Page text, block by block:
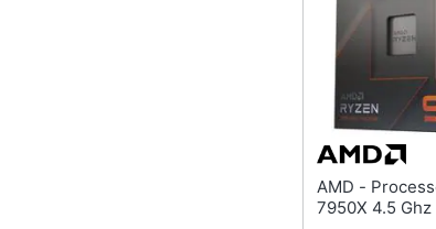
AMD - Processore Ryzen 9-